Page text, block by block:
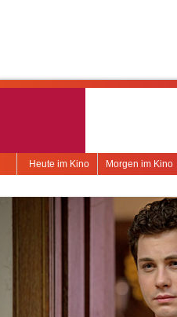
Morgen im Kino
Heute im Kino